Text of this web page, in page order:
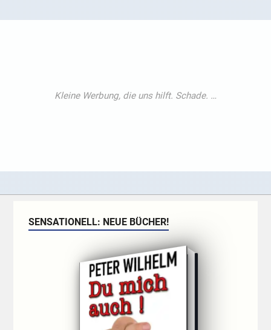
SENSATIONELL: NEUE BÜCHER!